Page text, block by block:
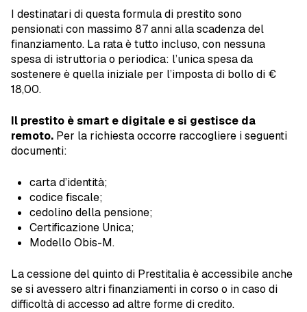
I destinatari di questa formula di prestito sono
pensionati con massimo 87 anni alla scadenza del
finanziamento. La rata è tutto incluso, con nessuna
spesa di istruttoria o periodica: l’unica spesa da
sostenere è quella iniziale per l’imposta di bollo di €
18,00.
Il prestito è smart e digitale e si gestisce da
remoto. Per la richiesta occorre raccogliere i seguenti
documenti:
carta d’identità;
codice fiscale;
cedolino della pensione;
Certificazione Unica;
Modello Obis-M.
La cessione del quinto di Prestitalia è accessibile anche
se si avessero altri finanziamenti in corso o in caso di
difficoltà di accesso ad altre forme di credito.